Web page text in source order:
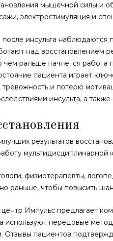
мышечной силы и
электростимуляция и
после инсульта
над восстановлением
чем раньше начнется работа
пациента играет
и потерю
инсульта, а
результатов
мультидисциплинарной
физиотерапевты,
раньше, чтобы повысить
Импульс предлагает
используют передовые
Отзывы пациентов